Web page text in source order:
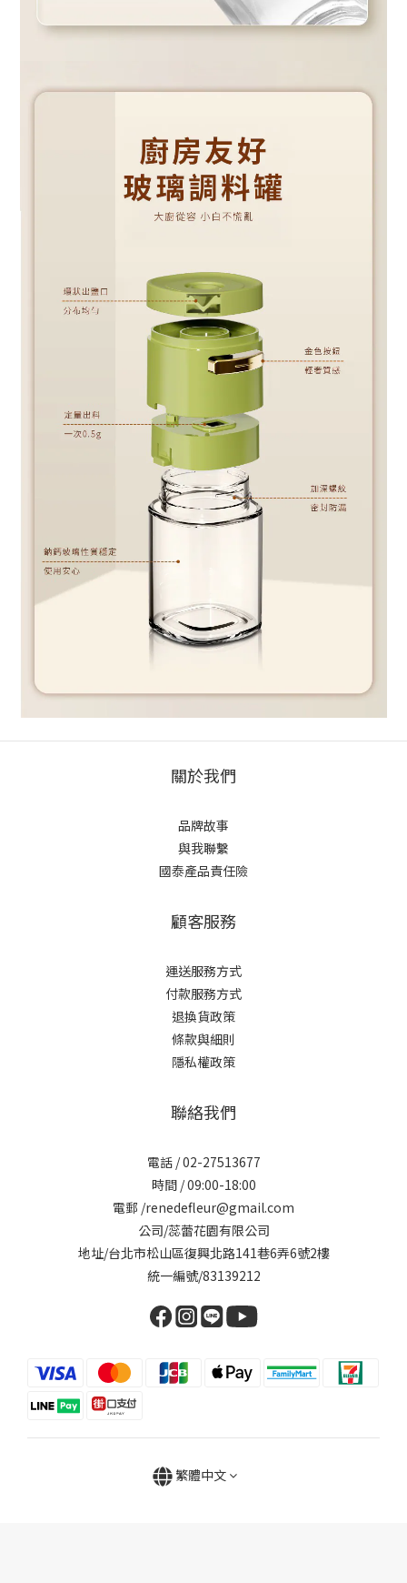
關於我們
品牌故事
與我聯繫
國泰產品責任險
顧客服務
運送服務方式
付款服務方式
退換貨政策
條款與細則
隱私權政策
聯絡我們
電話 / 02-27513677
時間 / 09:00-18:00
電郵 /renedefleur@gmail.com
公司/蕊蕾花園有限公司
地址/台北市松山區復興北路141巷6弄6號2樓
統一編號/83139212
繁體中文